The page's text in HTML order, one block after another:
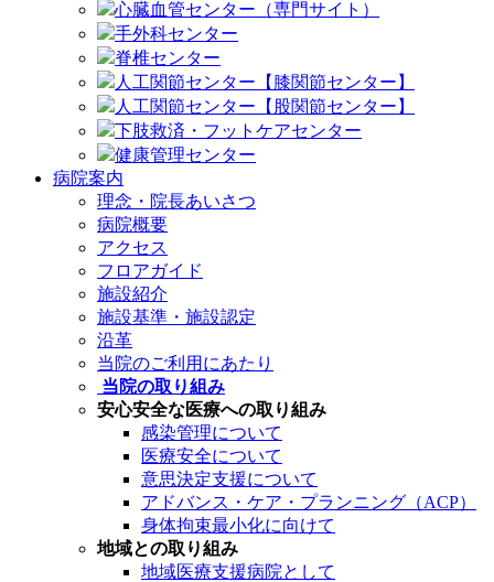
心臓血管センター（専門サイト）
手外科センター
脊椎センター
人工関節センター【膝関節センター】
人工関節センター【股関節センター】
下肢救済・フットケアセンター
健康管理センター
病院案内
理念・院長あいさつ
病院概要
アクセス
フロアガイド
施設紹介
施設基準・施設認定
沿革
当院のご利用にあたり
当院の取り組み
安心安全な医療への取り組み
感染管理について
医療安全について
意思決定支援について
アドバンス・ケア・プランニング（ACP）
身体拘束最小化に向けて
地域との取り組み
地域医療支援病院として